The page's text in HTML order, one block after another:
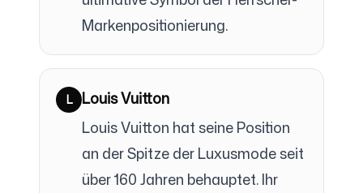
Markenpositionierung.
L
Louis Vuitton
Louis Vuitton hat seine Position
an der Spitze der Luxusmode seit
über 160 Jahren behauptet. Ihr